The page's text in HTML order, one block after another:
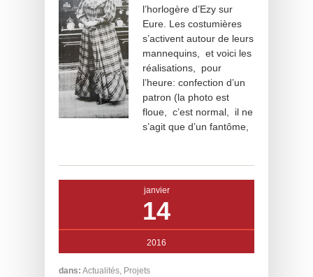
l’horlogère d’Ezy sur
Eure. Les costumières
s’activent autour de leurs
mannequins, et voici les
réalisations, pour
l’heure: confection d’un
patron (la photo est
floue, c’est normal, il ne
s’agit que d’un fantôme,
janvier
14
2016
dans: Actualités, Projets